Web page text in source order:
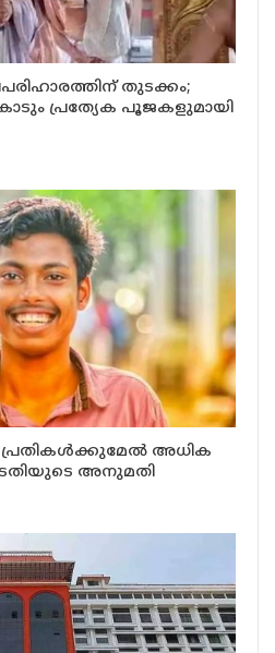
തുടക്കം;
പ്രത്യേക പൂജകളുമായി
അധിക
അനുമതി